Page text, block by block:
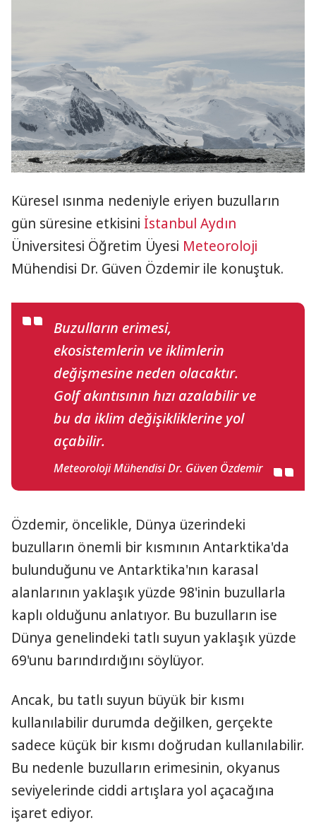
Küresel ısınma nedeniyle eriyen buzulların
gün süresine etkisini İstanbul Aydın
Üniversitesi Öğretim Üyesi Meteoroloji
Mühendisi Dr. Güven Özdemir ile konuştuk.
Buzulların erimesi,
ekosistemlerin ve iklimlerin
değişmesine neden olacaktır.
Golf akıntısının hızı azalabilir ve
bu da iklim değişikliklerine yol
açabilir.
Meteoroloji Mühendisi Dr. Güven Özdemir
Özdemir, öncelikle, Dünya üzerindeki
buzulların önemli bir kısmının Antarktika'da
bulunduğunu ve Antarktika'nın karasal
alanlarının yaklaşık yüzde 98'inin buzullarla
kaplı olduğunu anlatıyor. Bu buzulların ise
Dünya genelindeki tatlı suyun yaklaşık yüzde
69'unu barındırdığını söylüyor.
Ancak, bu tatlı suyun büyük bir kısmı
kullanılabilir durumda değilken, gerçekte
sadece küçük bir kısmı doğrudan kullanılabilir.
Bu nedenle buzulların erimesinin, okyanus
seviyelerinde ciddi artışlara yol açacağına
işaret ediyor.